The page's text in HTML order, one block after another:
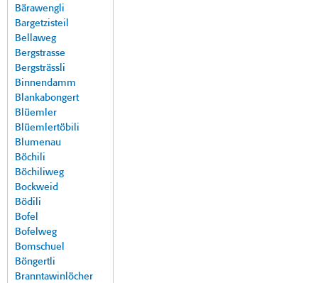
Bärawengli
Bargetzisteil
Bellaweg
Bergstrasse
Bergsträssli
Binnendamm
Blankabongert
Blüemler
Blüemlertöbili
Blumenau
Böchili
Böchiliweg
Bockweid
Bödili
Bofel
Bofelweg
Bomschuel
Böngertli
Branntawinlöcher